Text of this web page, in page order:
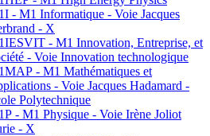
- M1 Informatique - Voie Jacques
- X
- M1 Innovation, Entreprise, et
- Voie Innovation technologique
- M1 Mathématiques et
- Voie Jacques Hadamard -
Polytechnique
- M1 Physique - Voie Irène Joliot
- X